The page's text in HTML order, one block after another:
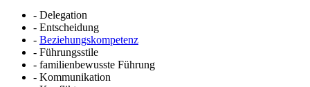
- Delegation
- Entscheidung
- Beziehungskompetenz
- Führungsstile
- familienbewusste Führung
- Kommunikation